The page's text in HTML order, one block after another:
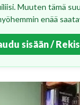
Muuten tämä
enää
sisään /